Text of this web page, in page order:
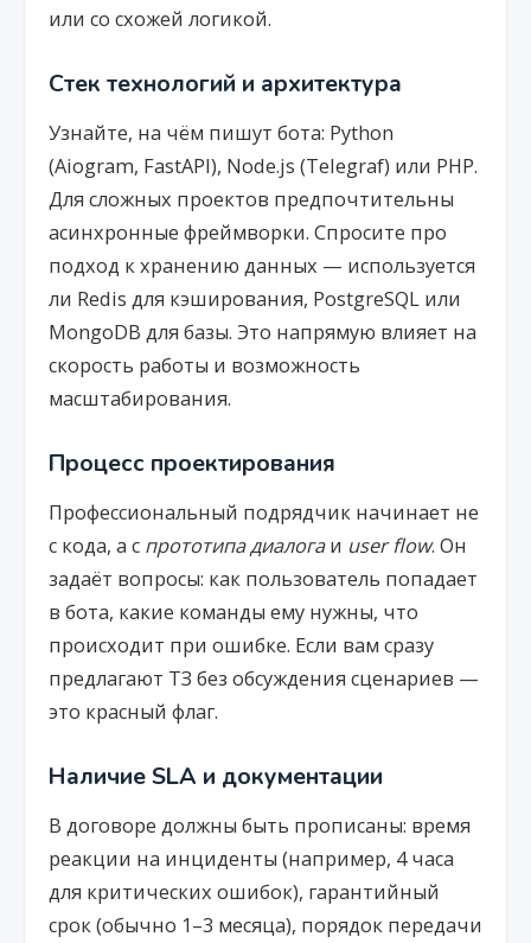
или со схожей логикой.
Стек технологий и архитектура
Узнайте, на чём пишут бота: Python
(Aiogram, FastAPI), Node.js (Telegraf) или PHP.
Для сложных проектов предпочтительны
асинхронные фреймворки. Спросите про
подход к хранению данных — используется
ли Redis для кэширования, PostgreSQL или
MongoDB для базы. Это напрямую влияет на
скорость работы и возможность
масштабирования.
Процесс проектирования
Профессиональный подрядчик начинает не
с кода, а с прототипа диалогаи user flow. Он
задаёт вопросы: как пользователь попадает
в бота, какие команды ему нужны, что
происходит при ошибке. Если вам сразу
предлагают ТЗ без обсуждения сценариев —
это красный флаг.
Наличие SLA и документации
В договоре должны быть прописаны: время
реакции на инциденты (например, 4 часа
для критических ошибок), гарантийный
срок (обычно 1–3 месяца), порядок передачи